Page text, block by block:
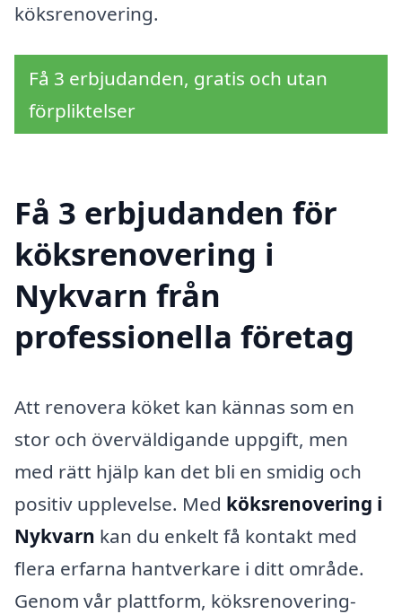
köksrenovering.
Få 3 erbjudanden, gratis och utan
förpliktelser
Få 3 erbjudanden för
köksrenovering i
Nykvarn från
professionella företag
Att renovera köket kan kännas som en
stor och överväldigande uppgift, men
med rätt hjälp kan det bli en smidig och
positiv upplevelse. Med köksrenovering i
Nykvarn kan du enkelt få kontakt med
flera erfarna hantverkare i ditt område.
Genom vår plattform, köksrenovering-